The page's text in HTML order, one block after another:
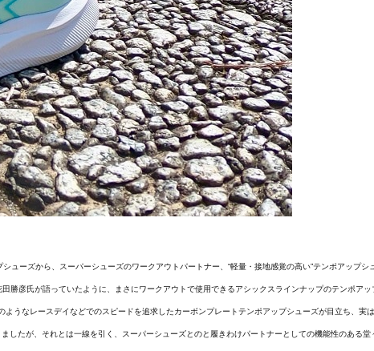
ーズから、スーパーシューズのワークアウトパートナー、“軽量・接地感覚の高い”テンポアップシ
彦氏が語っていたように、まさにワークアウトで使用できるアシックスラインナップのテンポアッ
うなレースデイなどでのスピードを追求したカーボンプレートテンポアップシューズが目立ち、実
たが、それとは一線を引く、スーパーシューズとのと履きわけパートナーとしての機能性のある堂